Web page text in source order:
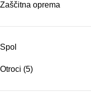
Zaščitna oprema
Spol
Otroci (5)